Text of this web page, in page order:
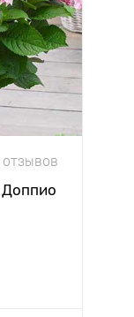
отзывов
Доппио